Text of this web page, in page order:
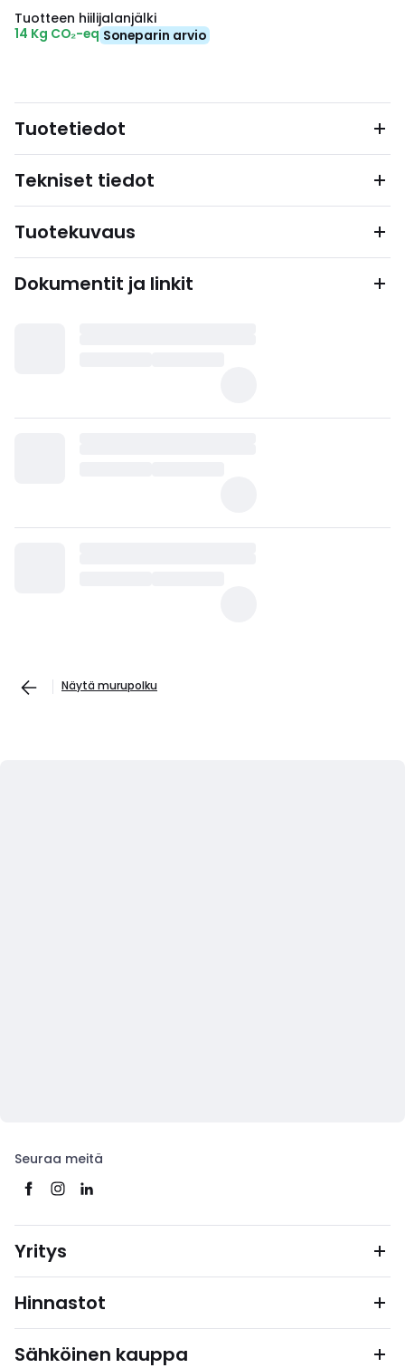
Tuotteen hiilijalanjälki
14 Kg CO₂-eq Soneparin arvio
Tuotetiedot
Tekniset tiedot
Tuotekuvaus
Dokumentit ja linkit
Näytä murupolku
Seuraa meitä
Yritys
Hinnastot
Sähköinen kauppa